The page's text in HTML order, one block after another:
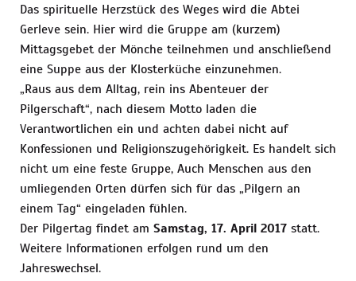
Das spirituelle Herzstück des Weges wird die Abtei
Gerleve sein. Hier wird die Gruppe am (kurzem)
Mittagsgebet der Mönche teilnehmen und anschließend
eine Suppe aus der Klosterküche einzunehmen.
„Raus aus dem Alltag, rein ins Abenteuer der
Pilgerschaft“, nach diesem Motto laden die
Verantwortlichen ein und achten dabei nicht auf
Konfessionen und Religionszugehörigkeit. Es handelt sich
nicht um eine feste Gruppe, Auch Menschen aus den
umliegenden Orten dürfen sich für das „Pilgern an
einem Tag“ eingeladen fühlen.
Der Pilgertag findet am Samstag, 17. April 2017statt.
Weitere Informationen erfolgen rund um den
Jahreswechsel.